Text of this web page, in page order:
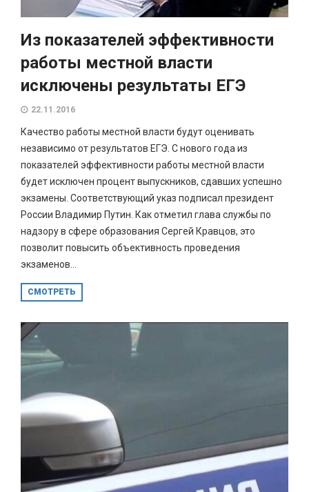
Из показателей эффективности
работы местной власти
исключены результаты ЕГЭ
22.11.2016
Качество работы местной власти будут оценивать
независимо от результатов ЕГЭ. С нового года из
показателей эффективности работы местной власти
будет исключен процент выпускников, сдавших успешно
экзамены. Соответствующий указ подписал президент
России Владимир Путин. Как отметил глава службы по
надзору в сфере образования Сергей Кравцов, это
позволит повысить объективность проведения
экзаменов...
СМОТРЕТЬ